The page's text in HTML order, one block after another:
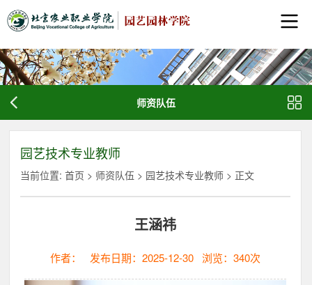
师资队伍
园艺技术专业教师
当前位置: 首页 > 师资队伍 > 园艺技术专业教师 > 正文
王涵祎
作者： 发布日期：2025-12-30 浏览： 340次